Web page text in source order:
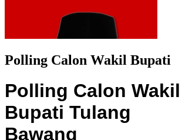
Polling Calon Wakil Bupati